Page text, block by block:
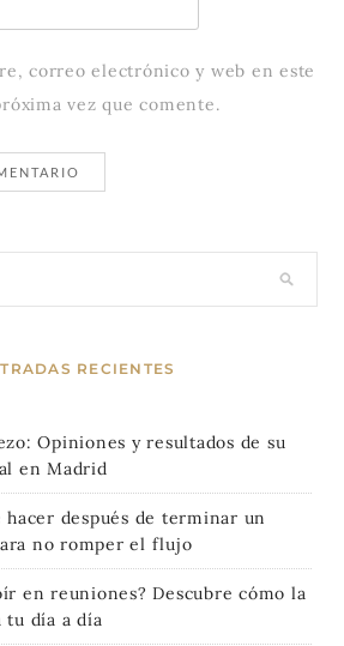
correo electrónico y web en este
vez que comente.
RECIENTES
Opiniones y resultados de su
en Madrid
hacer después de terminar un
no romper el flujo
en reuniones? Descubre cómo la
tu día a día